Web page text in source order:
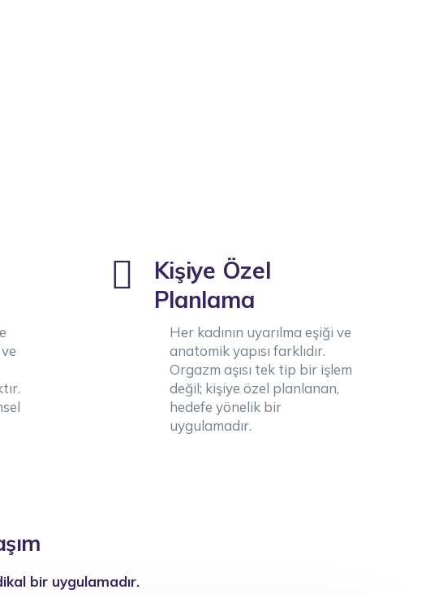
Kişiye Özel
Planlama
Her kadının uyarılma eşiği ve
anatomik yapısı farklıdır.
Orgazm aşısı tek tip bir işlem
değil; kişiye özel planlanan,
hedefe yönelik bir
uygulamadır.
bir uygulamadır.